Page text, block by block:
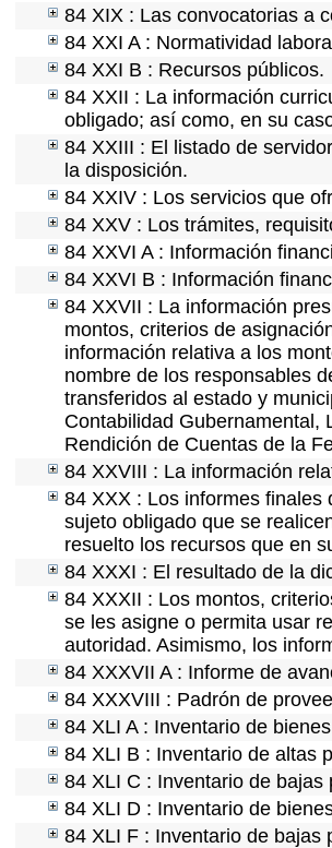
84 XIX : Las convocatorias a
84 XXI A : Normatividad
84 XXI B : Recursos públicos.
84 XXII : La información
obligado; así como, en su
84 XXIII : El listado de
la disposición.
84 XXIV : Los servicios que
84 XXV : Los trámites,
84 XXVI A : Información
84 XXVI B : Información
84 XXVII : La información
montos, criterios de
información relativa a los
nombre de los responsables
transferidos al estado y
Contabilidad Gubernamental,
Rendición de Cuentas de la
84 XXVIII : La información
84 XXX : Los informes
sujeto obligado que se
resuelto los recursos que en
84 XXXI : El resultado de la
84 XXXII : Los montos,
se les asigne o permita usar
autoridad. Asimismo, los
84 XXXVII A : Informe de
84 XXXVIII : Padrón de
84 XLI A : Inventario de
84 XLI B : Inventario de altas
84 XLI C : Inventario de
84 XLI D : Inventario de
84 XLI F : Inventario de bajas